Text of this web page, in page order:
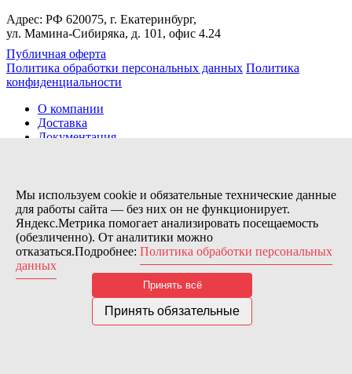
Адрес: РФ 620075, г. Екатеринбург,
ул. Мамина-Сибиряка, д. 101, офис 4.24
Публичная оферта
Политика обработки персональных данных Политика
конфиденциальности
О компании
Доставка
Документация
Контакты
Заказов сегодня / Всего
18
11154
Нас можно найти тут:
© 2026 Motor Components. Все права защищены
Дизайн и разработка сайта
Nice’
В связи с возникшими затруднениями с поставками из-за
Мы используем cookie и обязательные технические данные
для работы сайта — без них он не функционирует.
Яндекс.Метрика помогает анализировать посещаемость
(обезличенно). От аналитики можно
отказаться.Подробнее: Политика обработки персональных
данных
Принять всё
Принять обязательные